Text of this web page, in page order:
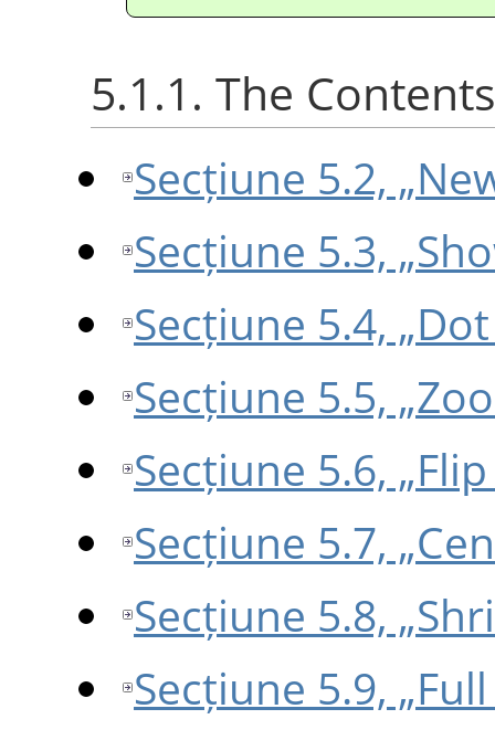
5.1.1. The
Secțiune 5.2,
Secțiune 5.3,
Secțiune 5.4,
Secțiune 5.5,
Secțiune 5.6,
Secțiune 5.7,
Secțiune 5.8,
Secțiune 5.9,